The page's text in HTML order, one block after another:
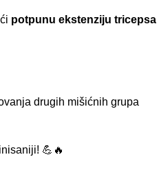
potpunu ekstenziju tricepsa
drugih mišićnih grupa
💪🔥